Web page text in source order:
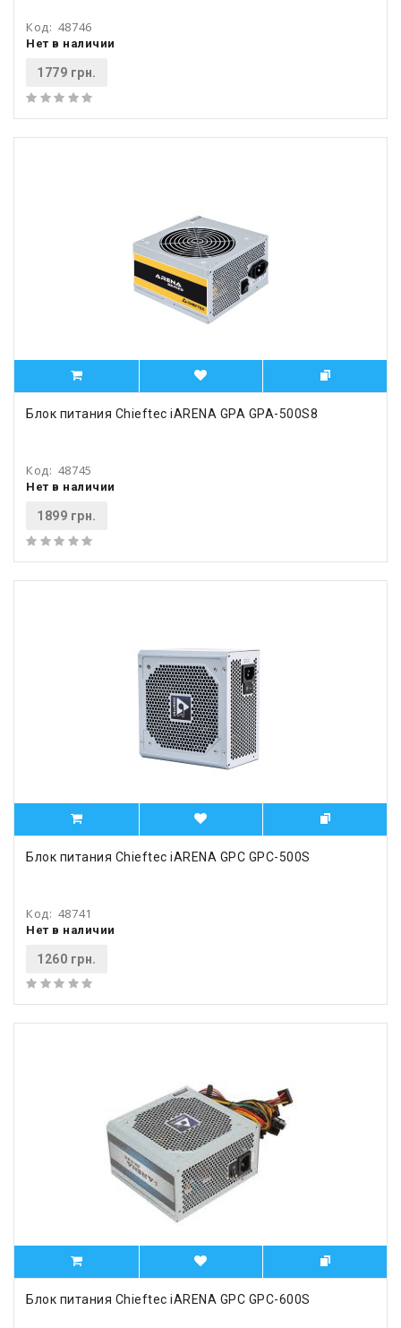
Код: 48746
Нет в наличии
1779 грн.
Блок питания Chieftec iARENA GPA GPA-500S8
Код: 48745
Нет в наличии
1899 грн.
Блок питания Chieftec iARENA GPC GPC-500S
Код: 48741
Нет в наличии
1260 грн.
Блок питания Chieftec iARENA GPC GPC-600S